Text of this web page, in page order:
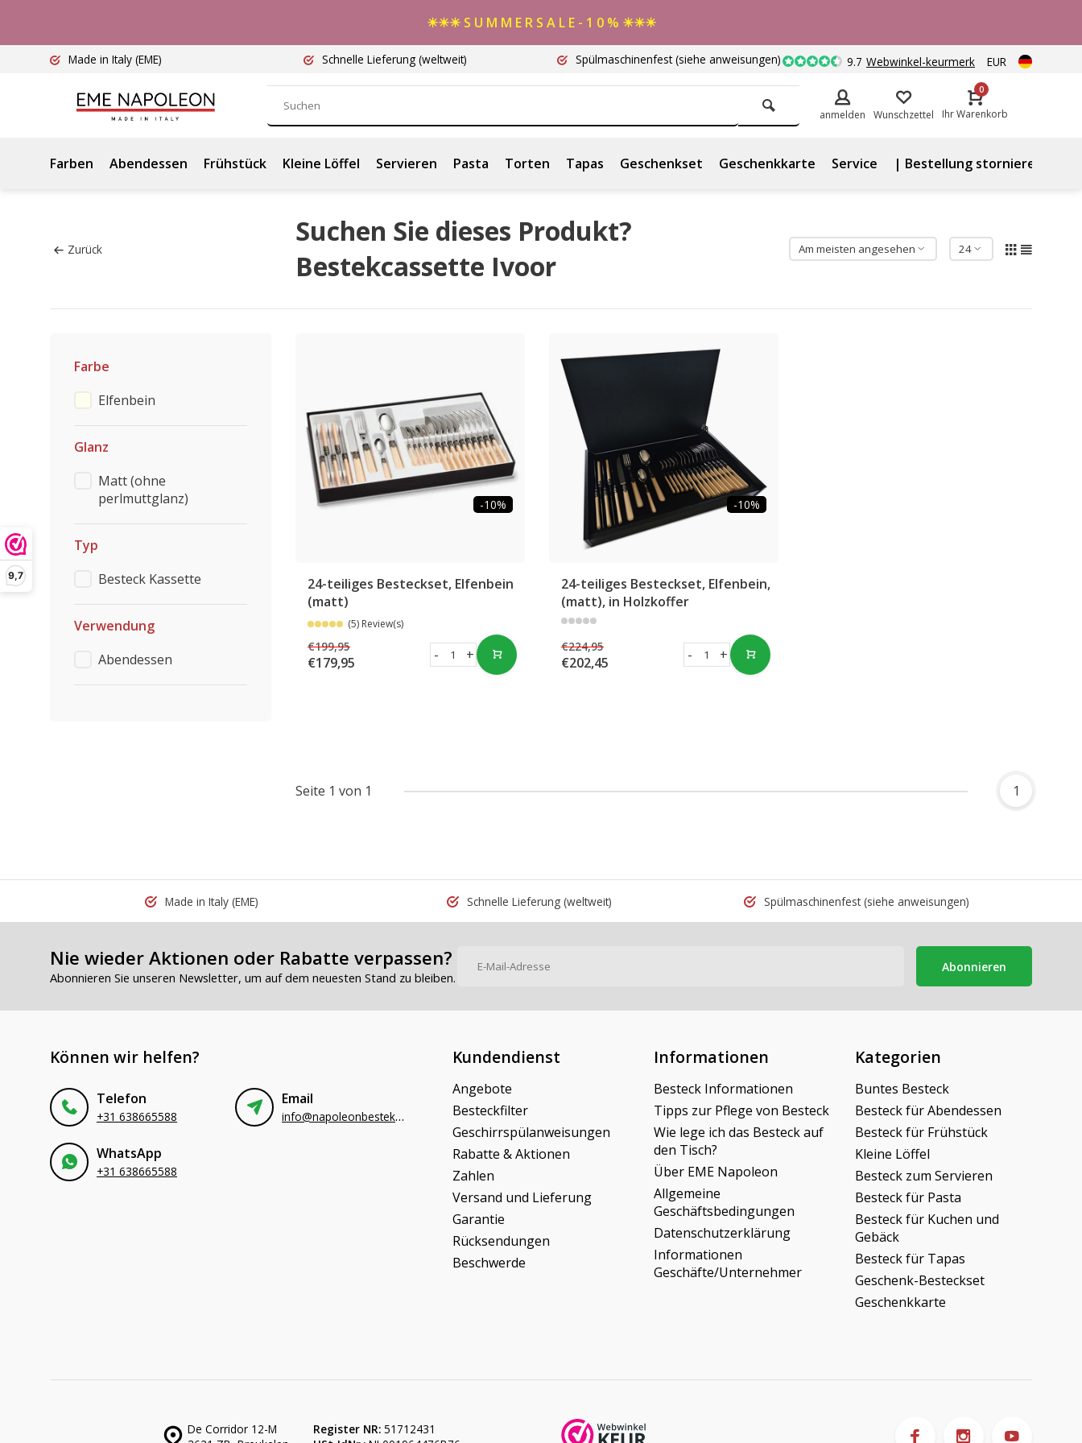
9,7
☀☀☀ S U M M E R S A L E - 1 0 % ☀☀☀
Made in Italy (EME) Schnelle Lieferung (weltweit) Spülmaschinenfest(siehe anweisungen) 9.7 Webwinkel-keurmerk EUR
anmelden Wunschzettel
0
Ihr Warenkorb
Farben Abendessen Frühstück Kleine Löffel Servieren Pasta Torten Tapas Geschenkset Geschenkkarte Service | Bestellung stornieren
Zurück
Suchen Sie dieses Produkt?
Bestekcassette Ivoor
Farbe
Elfenbein
Glanz
Matt (ohne
perlmuttglanz)
Typ
Besteck Kassette
Verwendung
Abendessen
-10%
24-teiliges Besteckset, Elfenbein
(matt)
(5) Review(s)
€199,95
€179,95 +
-
-10%
24-teiliges Besteckset, Elfenbein,
(matt), in Holzkoffer
€224,95
€202,45 +
-
Seite 1 von 1 1
Made in Italy (EME) Schnelle Lieferung (weltweit) Spülmaschinenfest(siehe anweisungen)
Nie wieder Aktionen oder Rabatte verpassen?
Abonnieren Sie unseren Newsletter, um auf dem neuesten Stand zu bleiben.
Abonnieren
Können wir helfen?
Telefon
+31 638665588
Email
info@napoleonbestek.nl
WhatsApp
+31 638665588
Kundendienst
Angebote
Besteckfilter
Geschirrspülanweisungen
Rabatte & Aktionen
Zahlen
Versand und Lieferung
Garantie
Rücksendungen
Beschwerde
Informationen
Besteck Informationen
Tipps zur Pflege von Besteck
Wie lege ich das Besteck auf
den Tisch?
Über EME Napoleon
Allgemeine
Geschäftsbedingungen
Datenschutzerklärung
Informationen
Geschäfte/Unternehmer
Kategorien
Buntes Besteck
Besteck für Abendessen
Besteck für Frühstück
Kleine Löffel
Besteck zum Servieren
Besteck für Pasta
Besteck für Kuchen und
Gebäck
Besteck für Tapas
Geschenk-Besteckset
Geschenkkarte
De Corridor 12-M
Register NR: 51712431